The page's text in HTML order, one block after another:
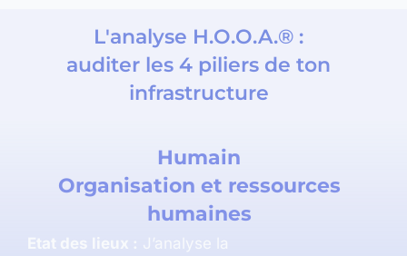
L'analyse H.O.O.A.® :
auditer les 4 piliers de ton
infrastructure
Humain
Organisation et ressources
humaines
Etat des lieux : J’analyse la